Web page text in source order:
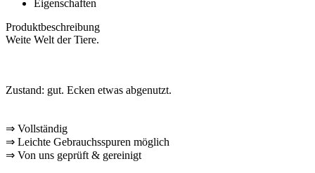
Eigenschaften
Produktbeschreibung
Weite Welt der Tiere.
Zustand: gut. Ecken etwas abgenutzt.
⇒ Vollständig
⇒ ️ Leichte Gebrauchsspuren möglich
⇒ Von uns geprüft & gereinigt